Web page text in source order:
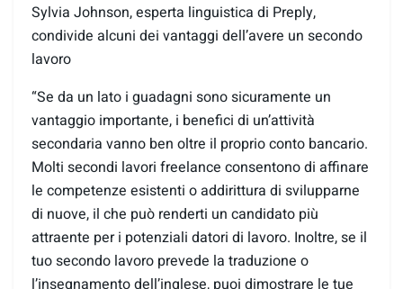
Sylvia Johnson, esperta linguistica di Preply,
condivide alcuni dei vantaggi dell’avere un secondo
lavoro
“Se da un lato i guadagni sono sicuramente un
vantaggio importante, i benefici di un’attività
secondaria vanno ben oltre il proprio conto bancario.
Molti secondi lavori freelance consentono di affinare
le competenze esistenti o addirittura di svilupparne
di nuove, il che può renderti un candidato più
attraente per i potenziali datori di lavoro. Inoltre, se il
tuo secondo lavoro prevede la traduzione o
l’insegnamento dell’inglese, puoi dimostrare le tue